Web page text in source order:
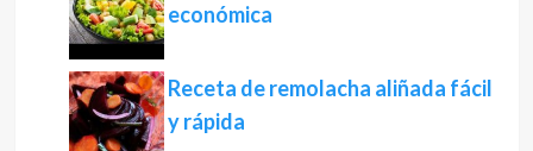
económica
Receta de remolacha aliñada fácil
y rápida